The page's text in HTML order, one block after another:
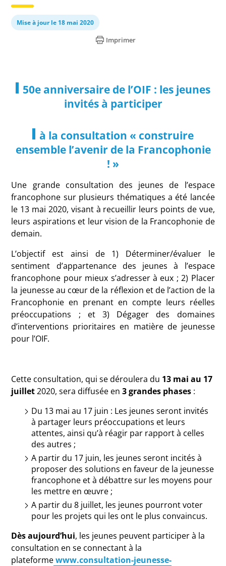
Mise à jour le 18 mai 2020
Imprimer
50e anniversaire de l’OIF : les jeunes
invités à participer
à la consultation « construire
ensemble l’avenir de la Francophonie
! »
Une grande consultation des jeunes de l’espace
francophone sur plusieurs thématiques a été lancée
le 13 mai 2020, visant à recueillir leurs points de vue,
leurs aspirations et leur vision de la Francophonie de
demain.
L’objectif est ainsi de 1) Déterminer/évaluer le
sentiment d’appartenance des jeunes à l’espace
francophone pour mieux s’adresser à eux ; 2) Placer
la jeunesse au cœur de la réflexion et de l’action de la
Francophonie en prenant en compte leurs réelles
préoccupations ; et 3) Dégager des domaines
d’interventions prioritaires en matière de jeunesse
pour l’OIF.
Cette consultation, qui se déroulera du 13 mai au 17
juillet2020, sera diffusée en3 grandes phases :
Du 13 mai au 17 juin : Les jeunes seront invités
à partager leurs préoccupations et leurs
attentes, ainsi qu’à réagir par rapport à celles
des autres ;
A partir du 17 juin, les jeunes seront incités à
proposer des solutions en faveur de la jeunesse
francophone et à débattre sur les moyens pour
les mettre en œuvre ;
A partir du 8 juillet, les jeunes pourront voter
pour les projets qui les ont le plus convaincus.
Dès aujourd’hui, les jeunes peuvent participer à la
consultation en se connectant à la
plateforme www.consultation-jeunesse-